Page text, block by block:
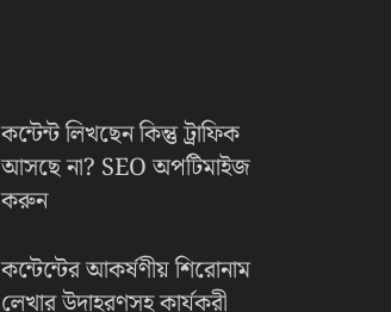
কন্টেন্ট লিখছেন কিন্তু ট্রাফিক
আসছে না? ‍SEO অপটিমাইজ
করুন
কন্টেন্টের আকর্ষণীয় শিরোনাম
লেখার উদাহরণসহ কার্যকরী